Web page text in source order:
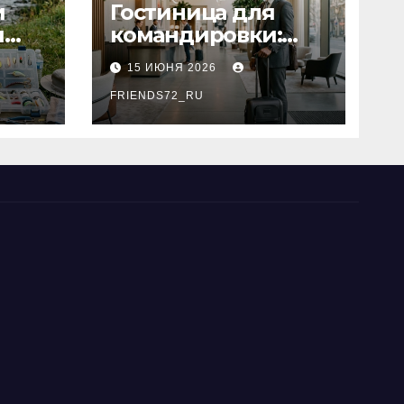
Гостиница для
командировки:
основные
критерии выбора
15 ИЮНЯ 2026
FRIENDS72_RU